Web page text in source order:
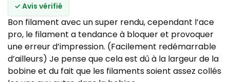
✓ Avis vérifié
Bon filament avec un super rendu, cependant l’ace
pro, le filament a tendance à bloquer et provoquer
une erreur d’impression. (Facilement redémarrable
d’ailleurs) Je pense que cela est dû à la largeur de la
bobine et du fait que les filaments soient assez collés